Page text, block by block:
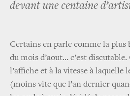
devant une centaine
Certains en parle comme la
du mois d’aout… c’est
l’affiche et à la vitesse à laquelle
(moins vite que l’an dernier